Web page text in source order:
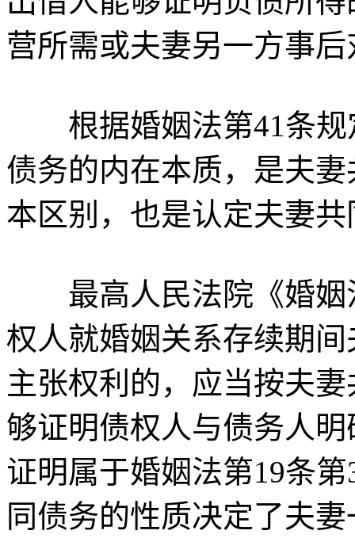
营所需或夫妻另一方事
根据婚姻法第41条规
债务的内在本质，是夫
本区别，也是认定夫妻
最高人民法院《婚姻
权人就婚姻关系存续期
主张权利的，应当按夫
够证明债权人与债务人
证明属于婚姻法第19条
同债务的性质决定了夫